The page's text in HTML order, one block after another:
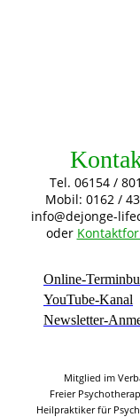
Tel. 06154 /
Mobil: 0162 /
info@dejonge-
oder
Online-
YouTube-Kanal
Newsletter-
Mitglied im
Freier
Heilpraktiker für